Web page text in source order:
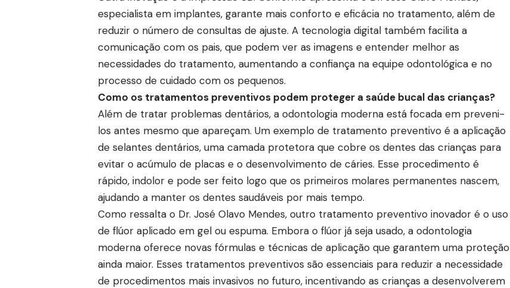
especialista em implantes, garante mais conforto e eficácia no tratamento, além de
reduzir o número de consultas de ajuste. A tecnologia digital também facilita a
comunicação com os pais, que podem ver as imagens e entender melhor as
necessidades do tratamento, aumentando a confiança na equipe odontológica e no
processo de cuidado com os pequenos.
Como os tratamentos preventivos podem proteger a saúde bucal das crianças?
Além de tratar problemas dentários, a odontologia moderna está focada em preveni-
los antes mesmo que apareçam. Um exemplo de tratamento preventivo é a aplicação
de selantes dentários, uma camada protetora que cobre os dentes das crianças para
evitar o acúmulo de placas e o desenvolvimento de cáries. Esse procedimento é
rápido, indolor e pode ser feito logo que os primeiros molares permanentes nascem,
ajudando a manter os dentes saudáveis por mais tempo.
Como ressalta o Dr. José Olavo Mendes, outro tratamento preventivo inovador é o uso
de flúor aplicado em gel ou espuma. Embora o flúor já seja usado, a odontologia
moderna oferece novas fórmulas e técnicas de aplicação que garantem uma proteção
ainda maior. Esses tratamentos preventivos são essenciais para reduzir a necessidade
de procedimentos mais invasivos no futuro, incentivando as crianças a desenvolverem